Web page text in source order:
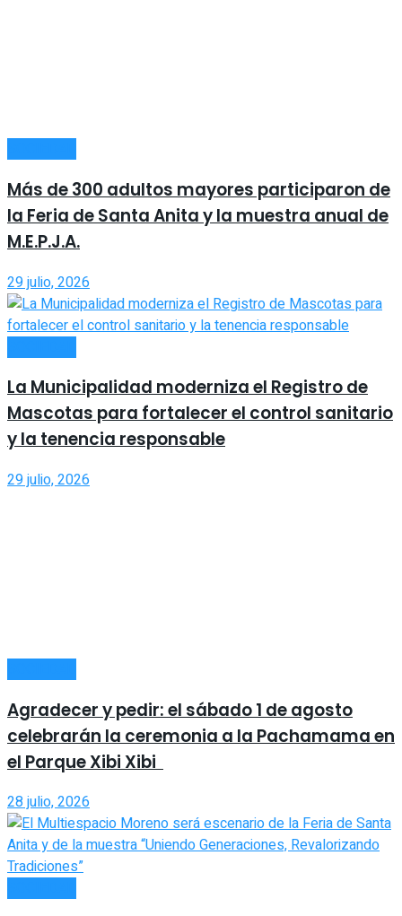
Más de 300 adultos mayores participaron de
la Feria de Santa Anita y la muestra anual de
M.E.P.J.A.
29 julio, 2026
La Municipalidad moderniza el Registro de
Mascotas para fortalecer el control sanitario
y la tenencia responsable
29 julio, 2026
Agradecer y pedir: el sábado 1 de agosto
celebrarán la ceremonia a la Pachamama en
el Parque Xibi Xibi
28 julio, 2026